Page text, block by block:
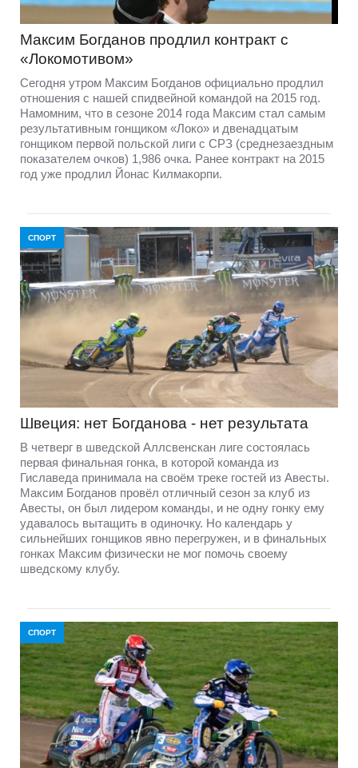
Максим Богданов продлил контракт с
«Локомотивом»
Сегодня утром Максим Богданов официально продлил
отношения с нашей спидвейной командой на 2015 год.
Намомним, что в сезоне 2014 года Максим стал самым
результативным гонщиком «Локо» и двенадцатым
гонщиком первой польской лиги с СРЗ (среднезаездным
показателем очков) 1,986 очка. Ранее контракт на 2015
год уже продлил Йонас Килмакорпи.
СПОРТ
Швеция: нет Богданова - нет результата
В четверг в шведской Аллсвенскан лиге состоялась
первая финальная гонка, в которой команда из
Гиславеда принимала на своём треке гостей из Авесты.
Максим Богданов провёл отличный сезон за клуб из
Авесты, он был лидером команды, и не одну гонку ему
удавалось вытащить в одиночку. Но календарь у
сильнейших гонщиков явно перегружен, и в финальных
гонках Максим физически не мог помочь своему
шведскому клубу.
СПОРТ